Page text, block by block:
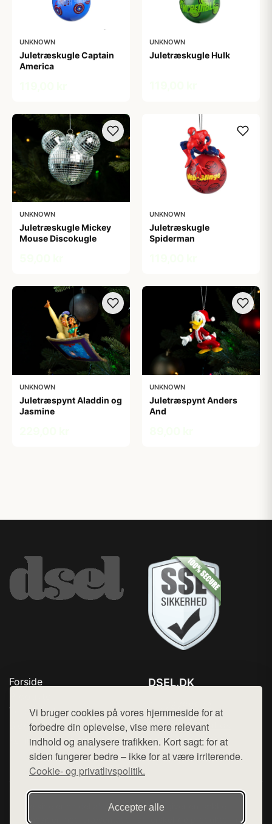
Vi bruger cookies på vores hjemmeside for at
forbedre din oplevelse, vise mere relevant
indhold og analysere trafikken. Kort sagt: for at
siden fungerer bedre – ikke for at være irriterende.
Cookie- og privatlivspolitik.
Accepter alle
UNKNOWN
Juletræskugle Captain
America
UNKNOWN
Juletræskugle Hulk
UNKNOWN
Juletræskugle Mickey
Mouse Discokugle
UNKNOWN
Juletræskugle
Spiderman
UNKNOWN
Juletræspynt Aladdin og
Jasmine
UNKNOWN
Juletræspynt Anders
And
Forside
Top Rabatter
Blog
Kontakt
DSEL.DK
Mail: hej@want.dk
Cookie- og privatlivspolitik
Denne side er en del af want.dk, der udgiver en række
hjemmesider med præsentation af forskellige produkter fra